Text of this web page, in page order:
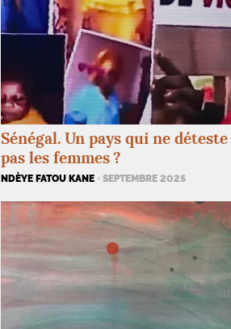
Sénégal. Un pays qui ne déteste
pas les femmes?
NDÈYE FATOU KANE · SEPTEMBRE 2025